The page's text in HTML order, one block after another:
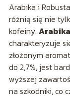
Arabika i
różnią się nie
kofeiny.
charakteryzuje
złożonym
do 2,7%, jest
wyższej
na szkodniki, co